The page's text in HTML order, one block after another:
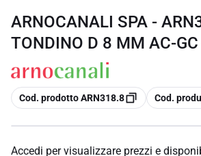
ARNOCANALI SPA -
TONDINO D 8 MM AC-
copia
Cod. prodotto ARN318.8 copia
Cod.
Accedi per visualizzare prezzi e